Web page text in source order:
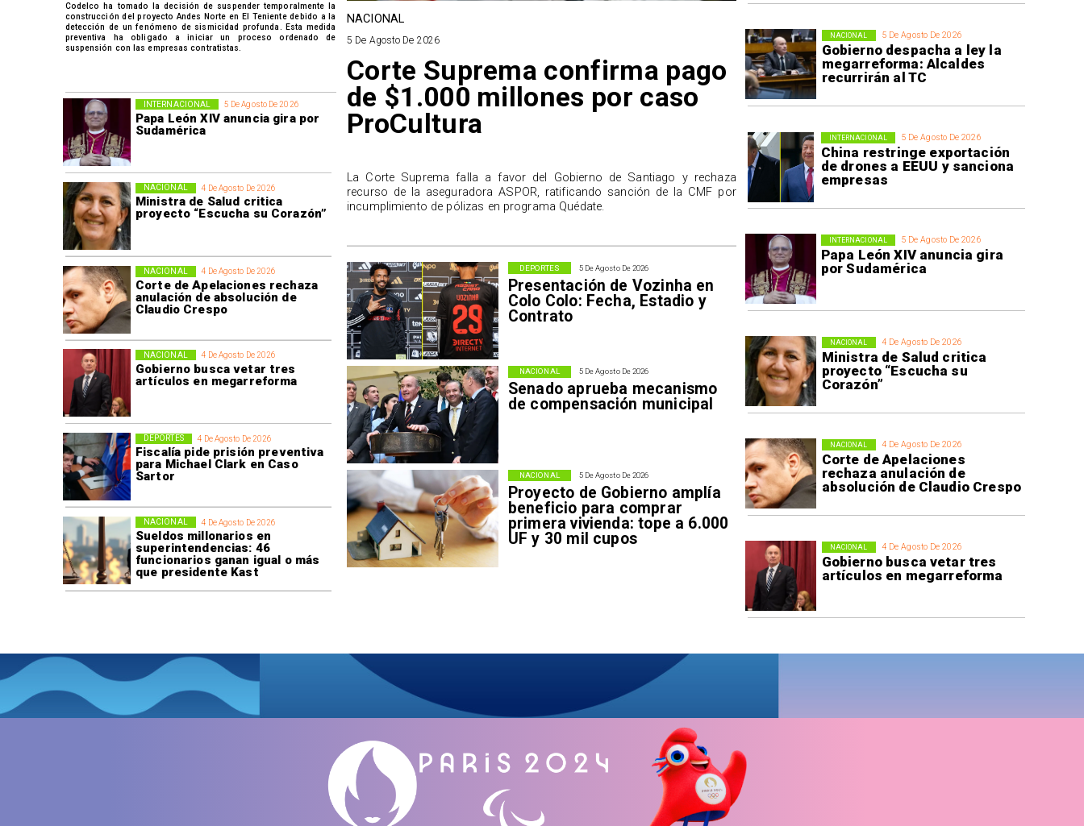
5 De Agosto De 2026
Gobierno despacha a ley la
megarreforma: Alcaldes
recurrirán al TC
NACIONAL
5 De Agosto De 2026
China restringe exportación
de drones a EEUU y sanciona
empresas
INTERNACIONAL
5 De Agosto De 2026
Papa León XIV anuncia gira
por Sudamérica
INTERNACIONAL
4 De Agosto De 2026
Ministra de Salud critica
proyecto “Escucha su
Corazón”
NACIONAL
4 De Agosto De 2026
Corte de Apelaciones
rechaza anulación de
absolución de Claudio Crespo
NACIONAL
4 De Agosto De 2026
Gobierno busca vetar tres
artículos en megarreforma
NACIONAL
5 De Agosto De 2026
Papa León XIV anuncia gira por
Sudamérica
INTERNACIONAL
4 De Agosto De 2026
Ministra de Salud critica
proyecto “Escucha su Corazón”
NACIONAL
4 De Agosto De 2026
Corte de Apelaciones rechaza
anulación de absolución de
Claudio Crespo
NACIONAL
4 De Agosto De 2026
Gobierno busca vetar tres
artículos en megarreforma
NACIONAL
4 De Agosto De 2026
Fiscalía pide prisión preventiva
para Michael Clark en Caso
Sartor
DEPORTES
4 De Agosto De 2026
Sueldos millonarios en
superintendencias: 46
funcionarios ganan igual o más
que presidente Kast
NACIONAL
5 De Agosto De 2026
Presentación de Vozinha en
Colo Colo: Fecha, Estadio y
Contrato
DEPORTES
5 De Agosto De 2026
Senado aprueba mecanismo
de compensación municipal
NACIONAL
5 De Agosto De 2026
Proyecto de Gobierno amplía
beneficio para comprar
primera vivienda: tope a 6.000
UF y 30 mil cupos
NACIONAL
Codelco ha tomado la decisión de suspender temporalmente la
construcción del proyecto Andes Norte en El Teniente debido a la
detección de un fenómeno de sismicidad profunda. Esta medida
preventiva ha obligado a iniciar un proceso ordenado de
suspensión con las empresas contratistas.
NACIONAL
5 De Agosto De 2026
Corte Suprema confirma pago
de $1.000 millones por caso
ProCultura
La Corte Suprema falla a favor del Gobierno de Santiago y rechaza
recurso de la aseguradora ASPOR, ratificando sanción de la CMF por
incumplimiento de pólizas en programa Quédate.